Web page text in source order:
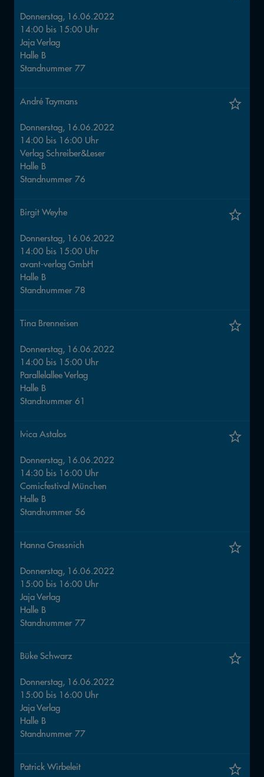
Donnerstag, 16.06.2022
14:00 bis 15:00 Uhr
Jaja Verlag
Halle B
Standnummer 77
André Taymans
Donnerstag, 16.06.2022
14:00 bis 16:00 Uhr
Verlag Schreiber&Leser
Halle B
Standnummer 76
Birgit Weyhe
Donnerstag, 16.06.2022
14:00 bis 15:00 Uhr
avant-verlag GmbH
Halle B
Standnummer 78
Tina Brenneisen
Donnerstag, 16.06.2022
14:00 bis 15:00 Uhr
Parallelallee Verlag
Halle B
Standnummer 61
Ivica Astalos
Donnerstag, 16.06.2022
14:30 bis 16:00 Uhr
Comicfestival München
Halle B
Standnummer 56
Hanna Gressnich
Donnerstag, 16.06.2022
15:00 bis 16:00 Uhr
Jaja Verlag
Halle B
Standnummer 77
Büke Schwarz
Donnerstag, 16.06.2022
15:00 bis 16:00 Uhr
Jaja Verlag
Halle B
Standnummer 77
Patrick Wirbeleit